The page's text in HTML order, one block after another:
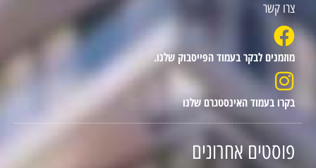
צרו קשר
מוזמנים לבקר בעמוד הפייסבוק שלנו.
בקרו בעמוד האינסטגרם שלנו
פוסטים אחרונים